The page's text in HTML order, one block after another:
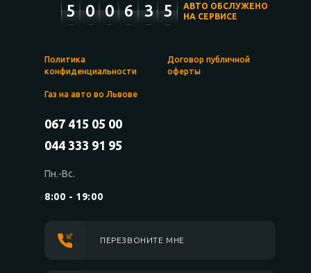
5 0 0 6 3 5
АВТО ОБСЛУЖЕНО
НА СЕРВИСЕ
Политика
конфиденциальности
Договор публичной
оферты
Газ на авто во Львове
067 415 05 00
044 333 91 95
Пн.-Вс.
8:00 - 19:00
ПЕРЕЗВОНИТЕ МНЕ